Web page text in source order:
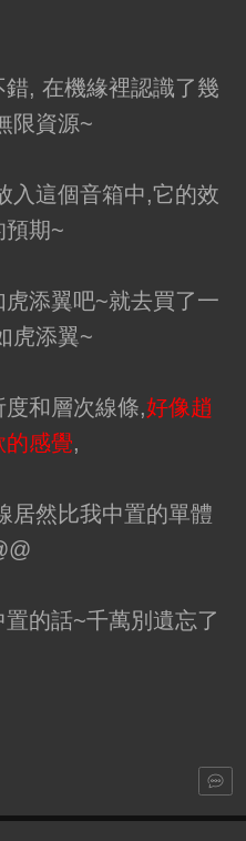
, 在機緣裡認識了幾
限資源~
入這個音箱中,它的效
預期~
添翼吧~就去買了一
虎添翼~
和層次線條,好像趙
的感覺,
居然比我中置的單體
的話~千萬別遺忘了